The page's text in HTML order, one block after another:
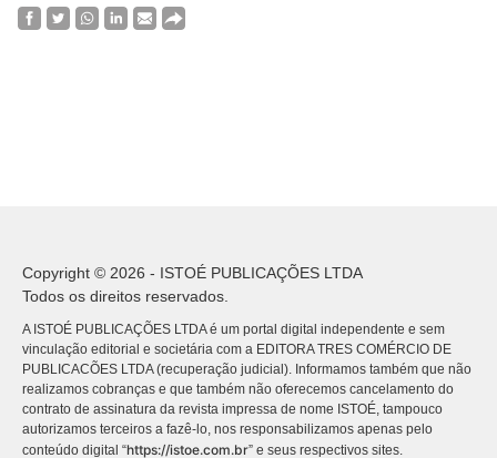
Copyright © 2026 - ISTOÉ PUBLICAÇÕES LTDA
Todos os direitos reservados.
A ISTOÉ PUBLICAÇÕES LTDA é um portal digital independente e sem
vinculação editorial e societária com a EDITORA TRES COMÉRCIO DE
PUBLICACÕES LTDA (recuperação judicial). Informamos também que não
realizamos cobranças e que também não oferecemos cancelamento do
contrato de assinatura da revista impressa de nome ISTOÉ, tampouco
autorizamos terceiros a fazê-lo, nos responsabilizamos apenas pelo
conteúdo digital “https://istoe.com.br” e seus respectivos sites.